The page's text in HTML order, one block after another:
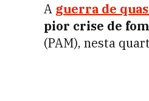
A guerra de
pior crise de
(PAM), nesta